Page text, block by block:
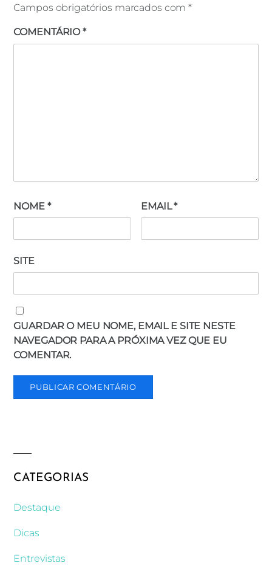
Campos obrigatórios marcados com*
COMENTÁRIO*
NOME * EMAIL*
SITE
GUARDAR O MEU NOME, EMAIL E SITE NESTE
NAVEGADOR PARA A PRÓXIMA VEZ QUE EU
COMENTAR.
CATEGORIAS
Destaque
Dicas
Entrevistas